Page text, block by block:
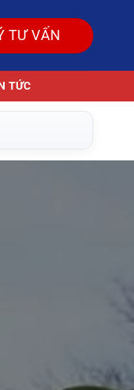
TƯ VẤN
TỨC